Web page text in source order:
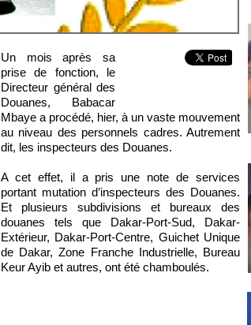
Un mois après sa
prise de fonction, le
Directeur général des
Douanes, Babacar
Mbaye a procédé, hier, à un vaste mouvement
au niveau des personnels cadres. Autrement
dit, les inspecteurs des Douanes.
A cet effet, il a pris une note de services
portant mutation d’inspecteurs des Douanes.
Et plusieurs subdivisions et bureaux des
douanes tels que Dakar-Port-Sud, Dakar-
Extérieur, Dakar-Port-Centre, Guichet Unique
de Dakar, Zone Franche Industrielle, Bureau
Keur Ayib et autres, ont été chamboulés.